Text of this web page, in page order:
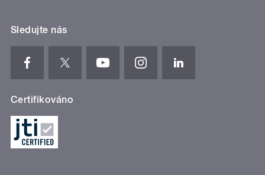
Sledujte nás
Certifikováno